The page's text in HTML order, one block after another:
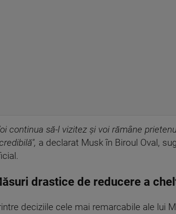
continua să-l vizitez și voi rămâne
a declarat Musk în Biroul Oval,
drastice de reducere a
deciziile cele mai remarcabile ale lui